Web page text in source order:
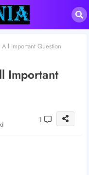
All Important Question
Important
1